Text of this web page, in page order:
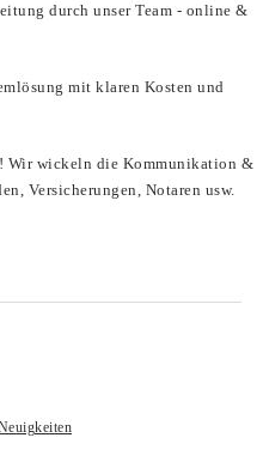
durch unser Team - online &
mit klaren Kosten und
Wir wickeln die Kommunikation &
Versicherungen, Notaren usw.